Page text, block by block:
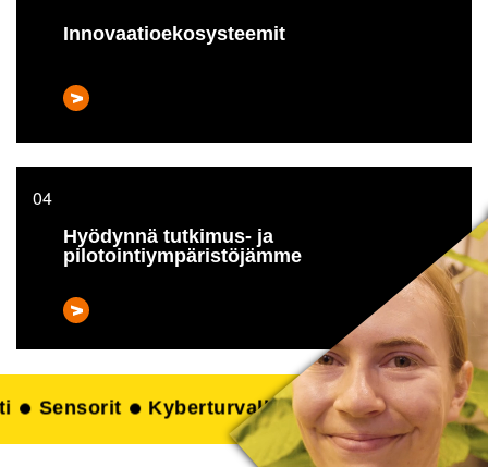
Innovaatioekosysteemit
Hyödynnä tutkimus- ja
pilotointiympäristöjämme
Elintarviketeknologia Painettu